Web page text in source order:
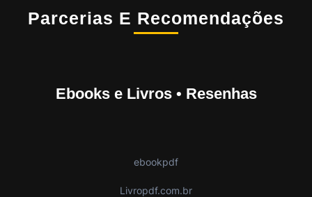
Parcerias E Recomendações
Ebooks e Livros • Resenhas
ebookpdf
Livropdf.com.br